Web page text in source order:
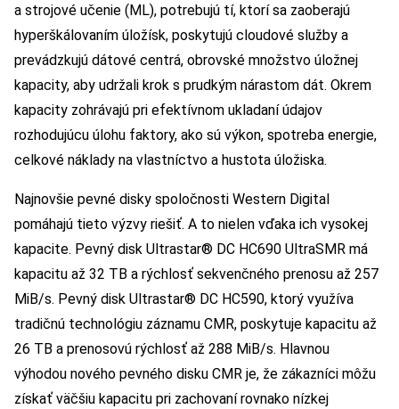
a strojové učenie (ML), potrebujú tí, ktorí sa zaoberajú
hyperškálovaním úložísk, poskytujú cloudové služby a
prevádzkujú dátové centrá, obrovské množstvo úložnej
kapacity, aby udržali krok s prudkým nárastom dát. Okrem
kapacity zohrávajú pri efektívnom ukladaní údajov
rozhodujúcu úlohu faktory, ako sú výkon, spotreba energie,
celkové náklady na vlastníctvo a hustota úložiska.
Najnovšie pevné disky spoločnosti Western Digital
pomáhajú tieto výzvy riešiť. A to nielen vďaka ich vysokej
kapacite. Pevný disk Ultrastar® DC HC690 UltraSMR má
kapacitu až 32 TB a rýchlosť sekvenčného prenosu až 257
MiB/s. Pevný disk Ultrastar® DC HC590, ktorý využíva
tradičnú technológiu záznamu CMR, poskytuje kapacitu až
26 TB a prenosovú rýchlosť až 288 MiB/s. Hlavnou
výhodou nového pevného disku CMR je, že zákazníci môžu
získať väčšiu kapacitu pri zachovaní rovnako nízkej